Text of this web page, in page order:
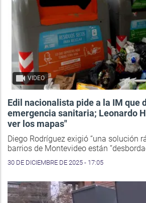
VIDEO
Edil nacionalista pide a la IM que
emergencia sanitaria; Leonardo
ver los mapas"
Diego Rodríguez exigió “una solución
barrios de Montevideo están
30 DE DICIEMBRE DE 2025 - 17:05